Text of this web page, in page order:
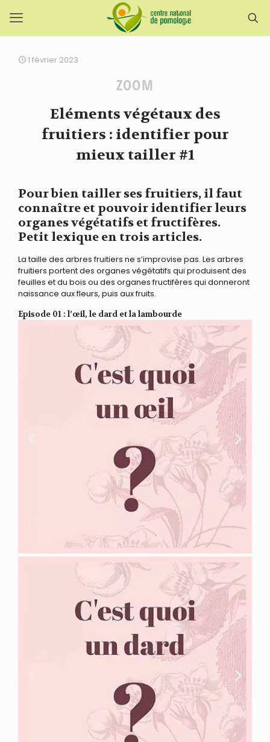
1 février 2023
ZOOM
Eléments végétaux des
fruitiers : identifier pour
mieux tailler #1
Pour bien tailler ses fruitiers, il faut
connaître et pouvoir identifier leurs
organes végétatifs et fructifères.
Petit lexique en trois articles.
La taille des arbres fruitiers ne s’improvise pas. Les arbres
fruitiers portent des organes végétatifs qui produisent des
feuilles et du bois ou des organes fructifères qui donneront
naissance aux fleurs, puis aux fruits.
Episode 01 : l’œil, le dard et la lambourde